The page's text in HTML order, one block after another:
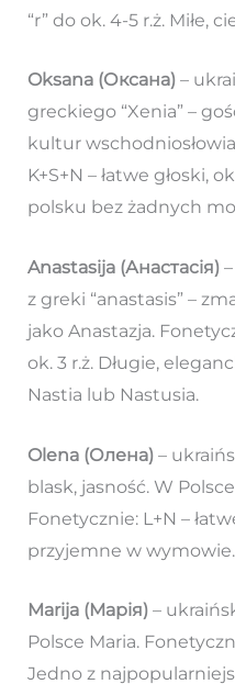
“r” do ok. 4-5 r.ż. Miłe,
Oksana (Оксана)–
greckiego “Xenia” –
kultur
K+S+N – łatwe głoski,
polsku bez żadnych
Anastasija (Анастасія)–
z greki “anastasis” –
jako Anastazja.
ok. 3 r.ż. Długie,
Nastia lub Nastusia.
Olena (Олена)–
blask, jasność. W
Fonetycznie: L+N –
przyjemne w wymowie.
Marija (Марія)–
Polsce Maria.
Jedno z